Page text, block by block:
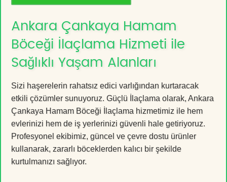
Ankara Çankaya Hamam
Böceği İlaçlama Hizmeti ile
Sağlıklı Yaşam Alanları
Sizi haşerelerin rahatsız edici varlığından kurtaracak
etkili çözümler sunuyoruz. Güçlü İlaçlama olarak, Ankara
Çankaya Hamam Böceği İlaçlama hizmetimiz ile hem
evlerinizi hem de iş yerlerinizi güvenli hale getiriyoruz.
Profesyonel ekibimiz, güncel ve çevre dostu ürünler
kullanarak, zararlı böceklerden kalıcı bir şekilde
kurtulmanızı sağlıyor.